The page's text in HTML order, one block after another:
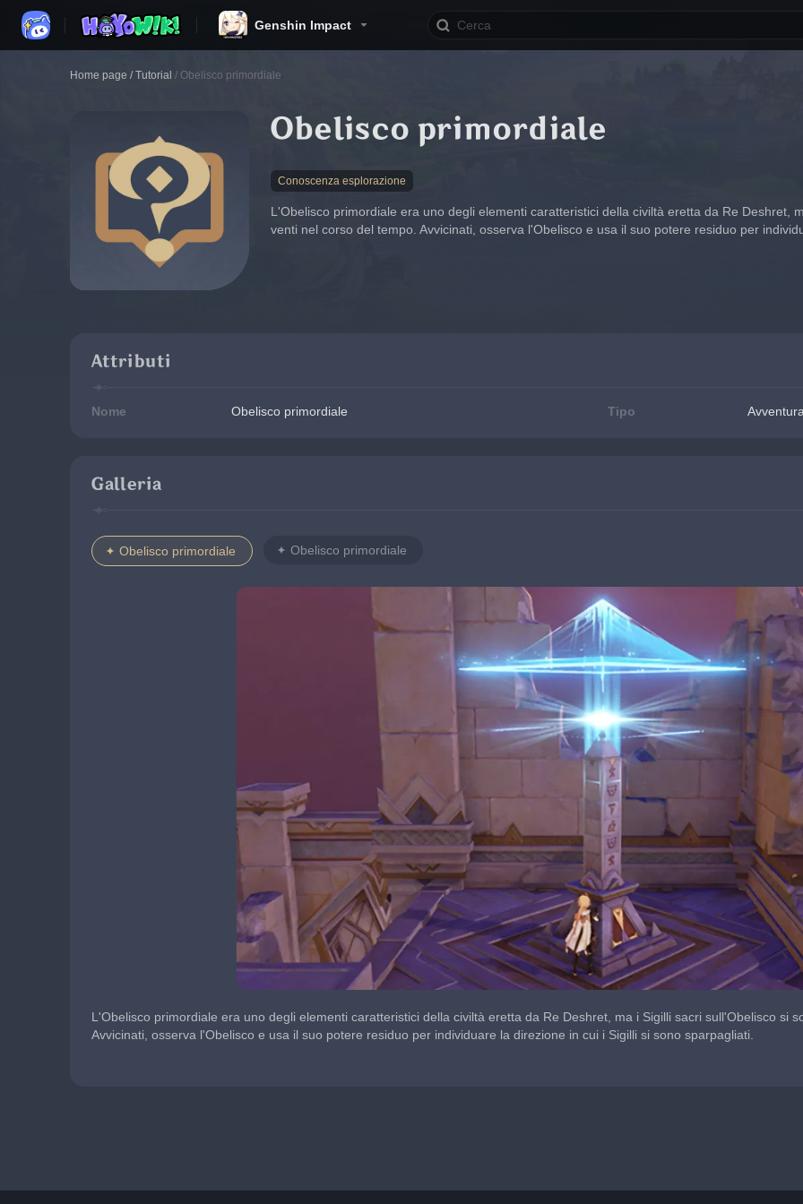
Genshin Impact
Home page / Tutorial / Obelisco primordiale
Obelisco primordiale
Conoscenza esplorazione
L'Obelisco primordiale era uno degli elementi caratteristici della civiltà eretta da Re Deshret,
venti nel corso del tempo. Avvicinati, osserva l'Obelisco e usa il suo potere residuo per
Attributi
Nome Obelisco primordiale Tipo
Galleria
Obelisco primordiale Obelisco primordiale
L'Obelisco primordiale era uno degli elementi caratteristici della civiltà eretta da Re Deshret, ma i Sigilli sacri sull'Obelisco si
Avvicinati, osserva l'Obelisco e usa il suo potere residuo per individuare la direzione in cui i Sigilli si sono sparpagliati.